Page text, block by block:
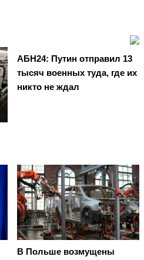
АБН24: Путин отправил 13
тысяч военных туда, где их
никто не ждал
В Польше возмущены